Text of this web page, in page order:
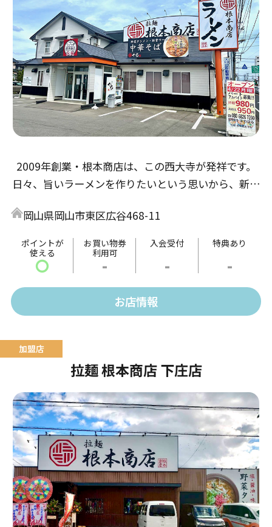
2009年創業・根本商店は、この西大寺が発祥です。
日々、旨いラーメンを作りたいという思いから、新た
メンです。
旨い・まずいと好みはありますが、皆様の評価を基に
これからも精進して参ります。
岡山県岡山市東区広谷468-11
ポイントが
使える
〇
お買い物券
利用可
-
入会受付
-
特典あり
-
お店情報
拉麺 根本商店 下庄店